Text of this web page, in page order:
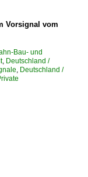
Vorsignal vom
Bau- und
, Deutschland /
, Deutschland /